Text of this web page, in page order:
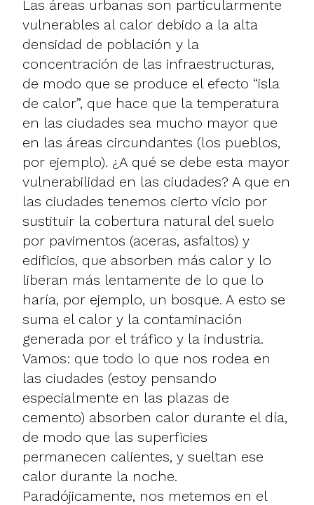
Las áreas urbanas son particularmente
vulnerables al calor debido a la alta
densidad de población y la
concentración de las infraestructuras,
de modo que se produce el efecto “isla
de calor”, que hace que la temperatura
en las ciudades sea mucho mayor que
en las áreas circundantes (los pueblos,
por ejemplo). ¿A qué se debe esta mayor
vulnerabilidad en las ciudades? A que en
las ciudades tenemos cierto vicio por
sustituir la cobertura natural del suelo
por pavimentos (aceras, asfaltos) y
edificios, que absorben más calor y lo
liberan más lentamente de lo que lo
haría, por ejemplo, un bosque. A esto se
suma el calor y la contaminación
generada por el tráfico y la industria.
Vamos: que todo lo que nos rodea en
las ciudades (estoy pensando
especialmente en las plazas de
cemento) absorben calor durante el día,
de modo que las superficies
permanecen calientes, y sueltan ese
calor durante la noche.
Paradójicamente, nos metemos en el